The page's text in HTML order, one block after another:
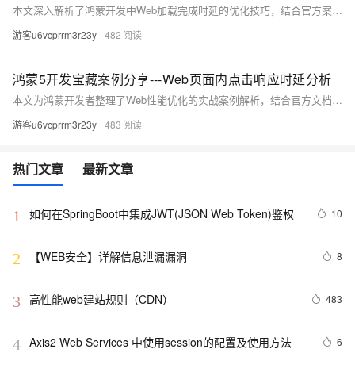
本文深入解析了鸿蒙开发中Web加载完成时延的优化技巧，结合官方案例与实际代码，助你提升性能。核心内容包括：使用DevEco Profiler和DevTools定位瓶颈、四大优化方向（资源合并、接口预取、图片懒加载、任务拆解）及高频手段总结。同时提供性能优化黄金准则，如首屏资源控制在300KB内、关键接口响应≤200ms等，帮助开发者实现丝般流畅体验。
游客u6vcprrm3r23y 482
鸿蒙5开发宝藏案例分享---Web页面内点击响应时延分析
本文为鸿蒙开发者整理了Web性能优化的实战案例解析，结合官方文档深度扩展。内容涵盖点击响应时延核心指标（≤100ms）、性能分析工具链（如DevTools时间线、ArkUI Trace抓取）以及高频优化场景，包括递归函数优化、网络请求阻塞解决方案和setTimeout滥用问题等。同时提供进阶技巧，如首帧加速、透明动画陷阱规避及Web组件初始化加速，并通过优化前后Trace对比展示成果。最后总结了快速定位问题的方法与开发建议，助力开发者提升Web应用性能。
游客u6vcprrm3r23y 483
热门文章 最新文章
1 如何在SpringBoot中集成JWT(JSON Web Token)鉴权 10
2 【WEB安全】详解信息泄漏漏洞 8
3 高性能web建站规则（CDN） 483
4 Axis2 Web Services 中使用session的配置及使用方法 6